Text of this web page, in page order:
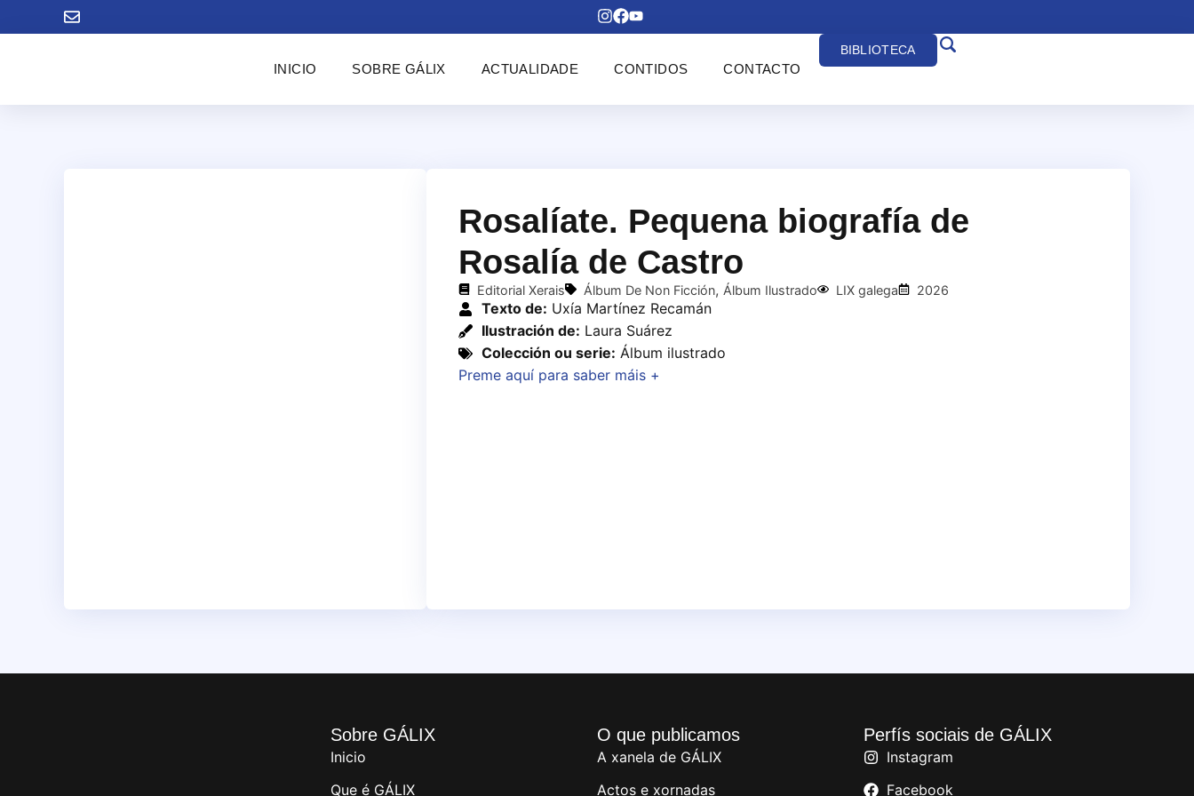
INICIO SOBRE GÁLIX ACTUALIDADE CONTIDOS CONTACTO
BIBLIOTECA
Rosalíate. Pequena biografía de
Rosalía de Castro
Editorial Xerais Álbum De Non Ficción, Álbum Ilustrado LIX galega 2026
Texto de: Uxía Martínez Recamán
Ilustración de: Laura Suárez
Colección ou serie: Álbum ilustrado
Preme aquí para saber máis +
Sobre GÁLIX
Inicio
Que é GÁLIX
O que publicamos
A xanela de GÁLIX
Actos e xornadas
Perfís sociais de GÁLIX
Instagram
Facebook